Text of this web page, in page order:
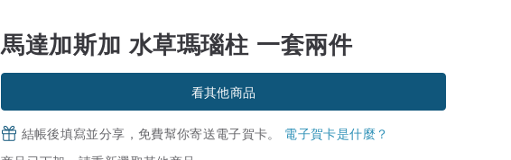
馬達加斯加 水草瑪瑙柱 一套兩件
看其他商品
結帳後填寫並分享，免費幫你寄送電子賀卡。 電子賀卡是什麼？